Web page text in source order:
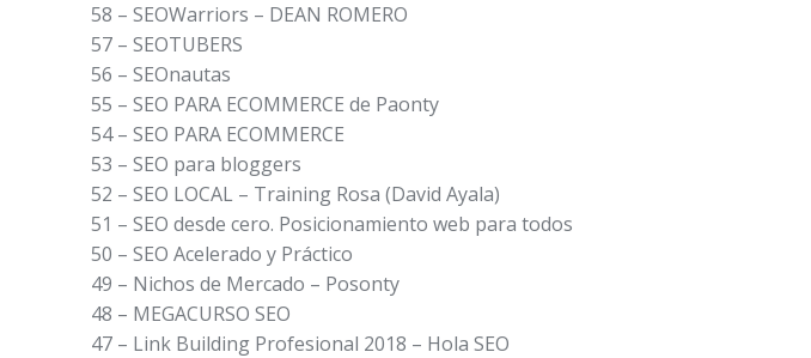
58 – SEOWarriors – DEAN ROMERO
57 – SEOTUBERS
56 – SEOnautas
55 – SEO PARA ECOMMERCE de Paonty
54 – SEO PARA ECOMMERCE
53 – SEO para bloggers
52 – SEO LOCAL – Training Rosa (David Ayala)
51 – SEO desde cero. Posicionamiento web para todos
50 – SEO Acelerado y Práctico
49 – Nichos de Mercado – Posonty
48 – MEGACURSO SEO
47 – Link Building Profesional 2018 – Hola SEO